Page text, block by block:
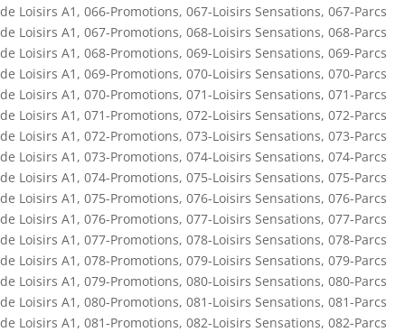
de Loisirs A1 , 066-Promotions, 067-Loisirs Sensations, 067-Parcs
de Loisirs A1 , 067-Promotions, 068-Loisirs Sensations, 068-Parcs
de Loisirs A1 , 068-Promotions, 069-Loisirs Sensations, 069-Parcs
de Loisirs A1 , 069-Promotions, 070-Loisirs Sensations, 070-Parcs
de Loisirs A1 , 070-Promotions, 071-Loisirs Sensations, 071-Parcs
de Loisirs A1 , 071-Promotions, 072-Loisirs Sensations, 072-Parcs
de Loisirs A1 , 072-Promotions, 073-Loisirs Sensations, 073-Parcs
de Loisirs A1 , 073-Promotions, 074-Loisirs Sensations, 074-Parcs
de Loisirs A1 , 074-Promotions, 075-Loisirs Sensations, 075-Parcs
de Loisirs A1 , 075-Promotions, 076-Loisirs Sensations, 076-Parcs
de Loisirs A1 , 076-Promotions, 077-Loisirs Sensations, 077-Parcs
de Loisirs A1 , 077-Promotions, 078-Loisirs Sensations, 078-Parcs
de Loisirs A1 , 078-Promotions, 079-Loisirs Sensations, 079-Parcs
de Loisirs A1 , 079-Promotions, 080-Loisirs Sensations, 080-Parcs
de Loisirs A1 , 080-Promotions, 081-Loisirs Sensations, 081-Parcs
de Loisirs A1 , 081-Promotions, 082-Loisirs Sensations, 082-Parcs